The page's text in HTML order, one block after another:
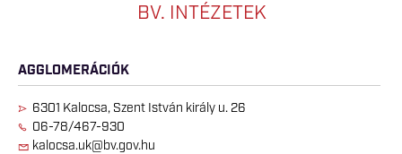
BV. INTÉZETEK
AGGLOMERÁCIÓK
6301 Kalocsa, Szent István király u. 26
06-78/467-930
kalocsa.uk@bv.gov.hu